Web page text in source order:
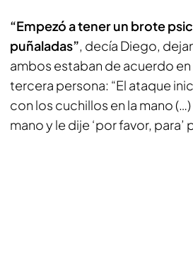
“Empezó a tener un brote
puñaladas”, decía Diego,
ambos estaban de acuerdo en
tercera persona: “El ataque
con los cuchillos en la mano
mano y le dije ‘por favor, para’